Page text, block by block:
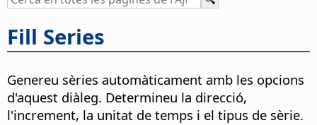
Fill Series
Genereu sèries automàticament amb les opcions
d'aquest diàleg. Determineu la direcció,
l'increment, la unitat de temps i el tipus de sèrie.